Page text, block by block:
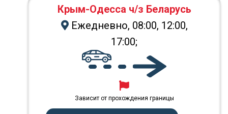
Крым-Одесса ч/з Беларусь
Ежедневно, 08:00, 12:00,
17:00;
Зависит от прохождения границы